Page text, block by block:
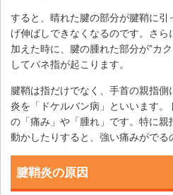
すると、晴れた腱の部分が腱鞘に引
げ伸ばしできなくなるのです。さ
加えた時に、腱の腫れた部分が”カ
してバネ指が起こります。
腱鞘は指だけでなく、手首の親指
炎を「ドケルバン病」といいます
の「痛み」や「腫れ」です。特に親
動かしたりすると、強い痛みがでる
腱鞘炎の原因